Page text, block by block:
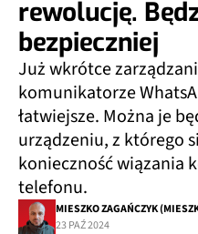
rewolucję.
bezpieczniej
Już wkrótce
komunikatorze
łatwiejsze. Można je
urządzeniu, z którego
konieczność wiązania
telefonu.
MIESZKO ZAGAŃCZYK
23 PAŹ 2024